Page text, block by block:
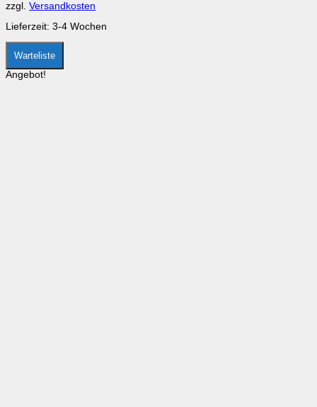
der
Produktseite
gewählt
werden
zzgl. Versandkosten
Lieferzeit: 3-4 Wochen
Warteliste
Angebot!